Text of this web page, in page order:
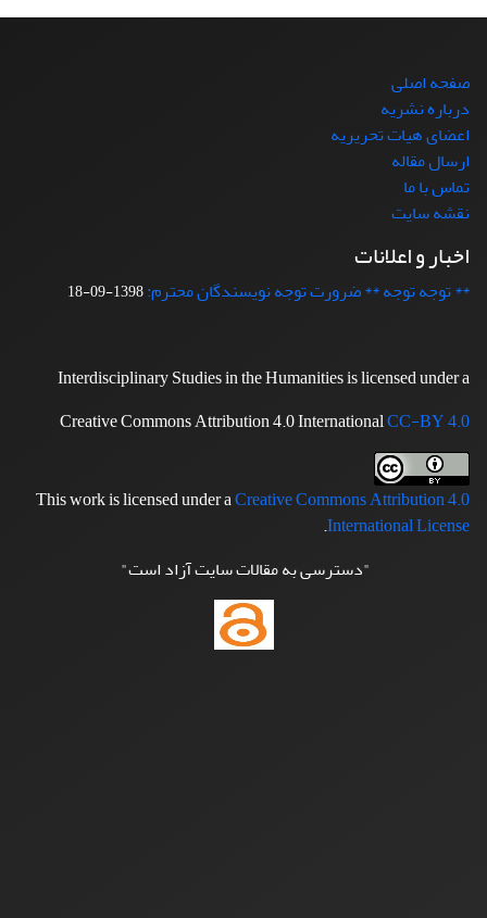
صفحه اصلی
درباره نشریه
اعضای هیات تحریریه
ارسال مقاله
تماس با ما
نقشه سایت
اخبار و اعلانات
** توجه توجه ** ضرورت توجه نویسندگان محترم:1398-09-18
Interdisciplinary Studies in the Humanities is licensed under a
Creative Commons Attribution 4.0 InternationalCC-BY 4.0
This work is licensed under aCreative Commons Attribution 4.0
International License
.
"دسترسی به مقالات سایت آزاد است"